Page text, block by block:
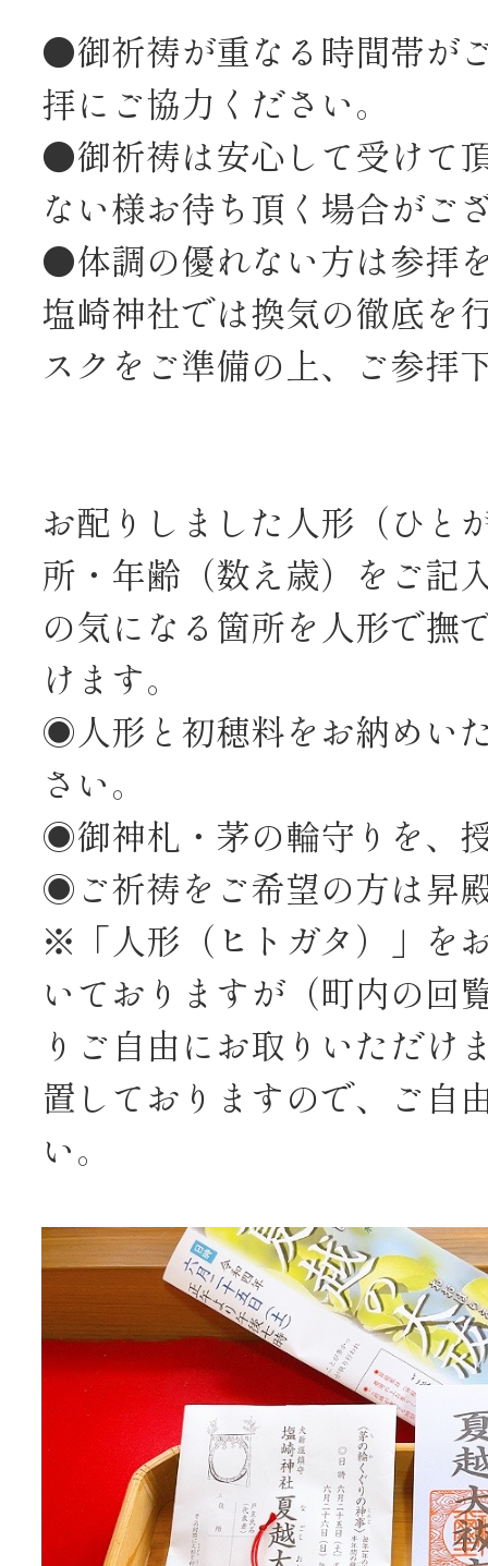
●御祈祷が重なる時間帯が
拝にご協力ください。
●御祈祷は安心して受けて
ない様お待ち頂く場合がご
●体調の優れない方は参拝
塩崎神社では換気の徹底を
スクをご準備の上、ご参拝
お配りしました人形（ひと
所・年齢（数え歳）をご記
の気になる箇所を人形で撫
けます。
◉人形と初穂料をお納めい
さい。
◉御神札・茅の輪守りを、
◉ご祈祷をご希望の方は昇
※「人形（ヒトガタ）」を
いておりますが（町内の回
りご自由にお取りいただけ
置しておりますので、ご自
い。